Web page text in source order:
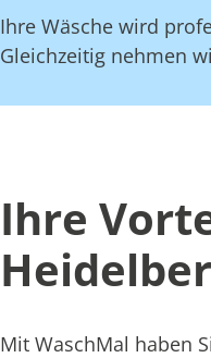
Ihre Wäsche wird
Gleichzeitig nehmen
Ihre
Mit WaschMal haben